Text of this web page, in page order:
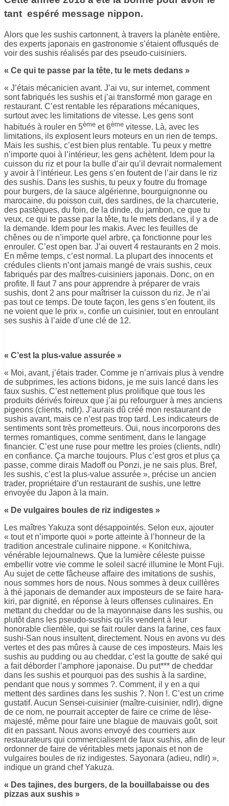
tant espéré message nippon.
Alors que les sushis cartonnent, à travers la planète entière,
des experts japonais en gastronomie s’étaient offusqués de
voir des sushis réalisés par des pseudo-cuisiniers.
« Ce qui te passe par la tête, tu le mets dedans »
« J’étais mécanicien avant. J’ai vu, sur internet, comment
sont fabriqués les sushis et j’ai transformé mon garage en
restaurant. C’est rentable les réparations mécaniques,
surtout avec les limitations de vitesse. Les gens sont
habitués à rouler en 5ème et 6ème vitesse. Là, avec les
limitations, ils explosent leurs moteurs en un rien de temps.
Mais les sushis, c’est bien plus rentable. Tu peux y mettre
n’importe quoi à l’intérieur, les gens achètent. Idem pour la
cuisson du riz et pour la bulle d’air qu’il devrait normalement
y avoir à l’intérieur. Les gens s’en foutent de l’air dans le riz
des sushis. Dans les sushis, tu peux y foutre du fromage
pour burgers, de la sauce algérienne, bourguignonne ou
marocaine, du poisson cuit, des sardines, de la charcuterie,
des pastèques, du foin, de la dinde, du jambon, ce que tu
veux, ce qui te passe par la tête, tu le mets dedans, il y a de
la demande. Idem pour les makis. Avec les feuilles de
chênes ou de n’importe quel arbre, ça fonctionne pour les
enrouler. C’est open bar. J’ai ouvert 4 restaurants en 2 mois.
En même temps, c’est normal. La plupart des innocents et
crédules clients n’ont jamais mangé de vrais sushis, ceux
fabriqués par des maîtres-cuisiniers japonais. Donc, on en
profite. Il faut 7 ans pour apprendre à préparer de vrais
sushis, dont 2 ans pour maîtriser la cuisson du riz. Je n’ai
pas tout ce temps. De toute façon, les gens s’en foutent, ils
ne voient que le prix », confie un cuisinier, tout en enroulant
ses sushis à l’aide d’une clé de 12.
« C’est la plus-value assurée »
« Moi, avant, j’étais trader. Comme je n’arrivais plus à vendre
de subprimes, les actions bidons, je me suis lancé dans les
faux sushis. C’est nettement plus prolifique que tous les
produits dérivés foireux que j’ai pu refourguer à mes anciens
pigeons (clients, ndlr). J’aurais dû créé mon restaurant de
sushis avant, mais ce n’est pas trop tard. Les indicateurs de
sentiments sont très prometteurs. Oui, nous incorporons des
termes romantiques, comme sentiment, dans le langage
financier. C’est une ruse pour mettre les proies (clients, ndlr)
en confiance. Ça marche toujours. Plus c’est gros et plus ça
passe, comme dirais Madoff ou Ponzi, je ne sais plus. Bref,
les sushis, c’est la plus-value assurée », précise un ancien
trader, propriétaire d’un restaurant de sushis, une lettre
envoyée du Japon à la main.
« De vulgaires boules de riz indigestes »
Les maîtres Yakuza sont désappointés. Selon eux, ajouter
« tout et n’importe quoi » porte atteinte à l’honneur de la
tradition ancestrale culinaire nippone. « Konitchiwa,
vénérable lejournalnews. Que la lumière céleste puisse
embellir votre vie comme le soleil sacré illumine le Mont Fuji.
Au sujet de cette fâcheuse affaire des imitations de sushis,
nous sommes hors de nous. Nous sommes à deux cuillères
à thé japonais de demander aux imposteurs de se faire hara-
kiri, par dignité, en réponse à leurs offenses culinaires. En
mettant du cheddar ou de la mayonnaise dans les sushis, ou
plutôt dans les pseudo-sushis qu’ils vendent à leur
honorable clientèle, qui se fait rouler dans la farine, ces faux
sushi-San nous insultent, directement. Nous en avons vu des
vertes et des pas mûres à cause de ces imposteurs. Mais les
sushis au pudding ou au cheddar, c’est la goutte de saké qui
a fait déborder l’amphore japonaise. Du put*** de cheddar
dans les sushis et pourquoi pas des sushis à la sardine,
pendant que nous y sommes ?. Comment, il y en a qui
mettent des sardines dans les sushis ?. Non !. C’est un crime
gustatif. Aucun Sensei-cuisinier (maître-cuisinier, ndlr), digne
de ce nom, ne pourrait accepter de faire ce crime de lèse-
majesté, même pour faire une blague de mauvais goût, soit
dit en passant. Nous avons envoyé des courriers aux
restaurateurs qui commercialisent de faux sushis, afin de leur
ordonner de faire de véritables mets japonais et non de
vulgaires boules de riz indigestes. Sayonara (adieu, ndlr) »,
indique un grand chef Yakuza.
« Des tajines, des burgers, de la bouillabaisse ou des
pizzas aux sushis »